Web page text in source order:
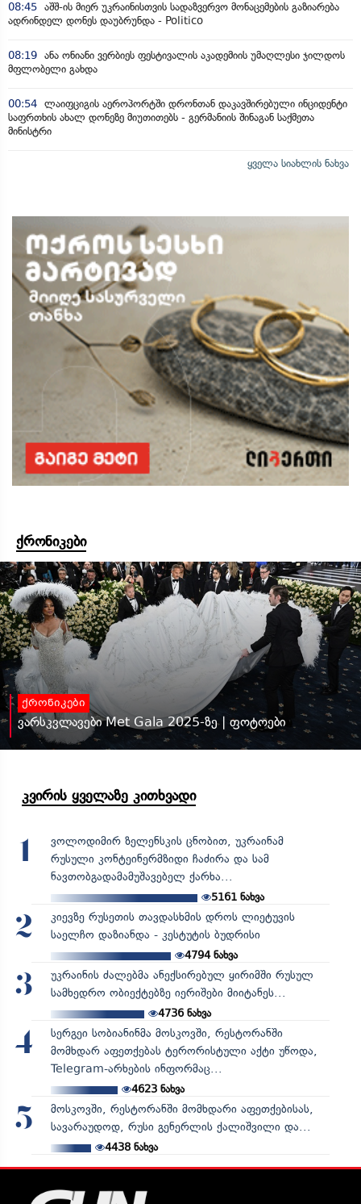
08:45 აშშ-ის მიერ უკრაინისთვის სადაზვერვო მონაცემების გაზიარება
ადრინდელ დონეს დაუბრუნდა - Politico
08:19 ანა ონიანი ვერბიეს ფესტივალის აკადემიის უმაღლესი ჯილდოს
მფლობელი გახდა
00:54 ლაიფციგის აეროპორტში დრონთან დაკავშირებული ინციდენტი
საფრთხის ახალ დონეზე მიუთითებს - გერმანიის შინაგან საქმეთა
მინისტრი
ყველა სიახლის ნახვა
ქრონიკები
ქრონიკები
ვარსკვლავები Met Gala 2025-ზე | ფოტოები
კვირის ყველაზე კითხვადი
1
ვოლოდიმირ ზელენსკის ცნობით, უკრაინამ
რუსული კონტეინერმზიდი ჩაძირა და სამ
ნავთობგადამამუშავებელ ქარხა...
5161 ნახვა
2
კიევზე რუსეთის თავდასხმის დროს ლიეტუვის
საელჩო დაზიანდა - კესტუტის ბუდრისი
4794ნახვა
3
უკრაინის ძალებმა ანექსირებულ ყირიმში რუსულ
სამხედრო ობიექტებზე იერიშები მიიტანეს...
4736ნახვა
4
სერგეი სობიანინმა მოსკოვში, რესტორანში
მომხდარ აფეთქებას ტერორისტული აქტი უწოდა,
Telegram-არხების ინფორმაც...
4623ნახვა
5
მოსკოვში, რესტორანში მომხდარი აფეთქებისას,
სავარაუდოდ, რუსი გენერლის ქალიშვილი და...
4438ნახვა